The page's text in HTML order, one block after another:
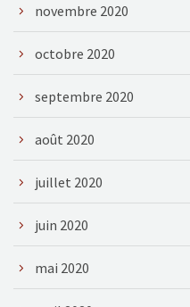
novembre 2020
octobre 2020
septembre 2020
août 2020
juillet 2020
juin 2020
mai 2020